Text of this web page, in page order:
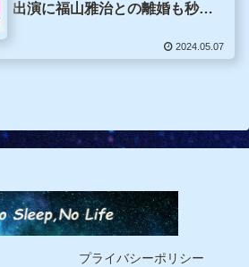
出演に福山雅治との離婚も秒読
2024.05.07
プライバシーポリシー